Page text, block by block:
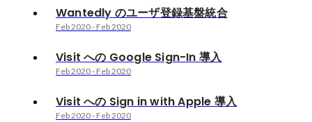
Wantedly のユーザ登録基盤統合
Feb 2020- Feb 2020
Visit への Google Sign-In 導入
Feb 2020- Feb 2020
Visit への Sign in with Apple 導入
Feb 2020- Feb 2020